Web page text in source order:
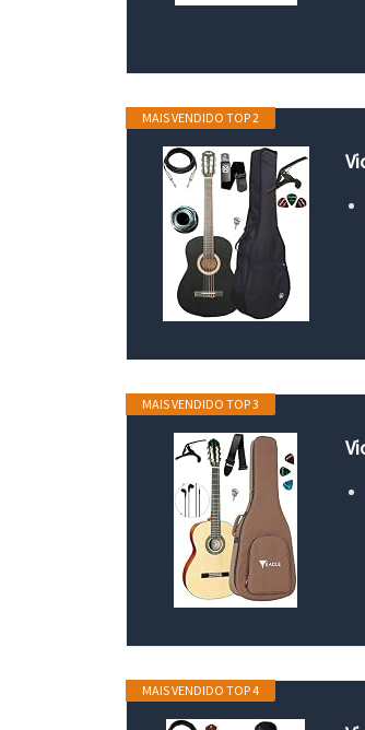
MAIS VENDIDO TOP 2
MAIS VENDIDO TOP 3
MAIS VENDIDO TOP 4